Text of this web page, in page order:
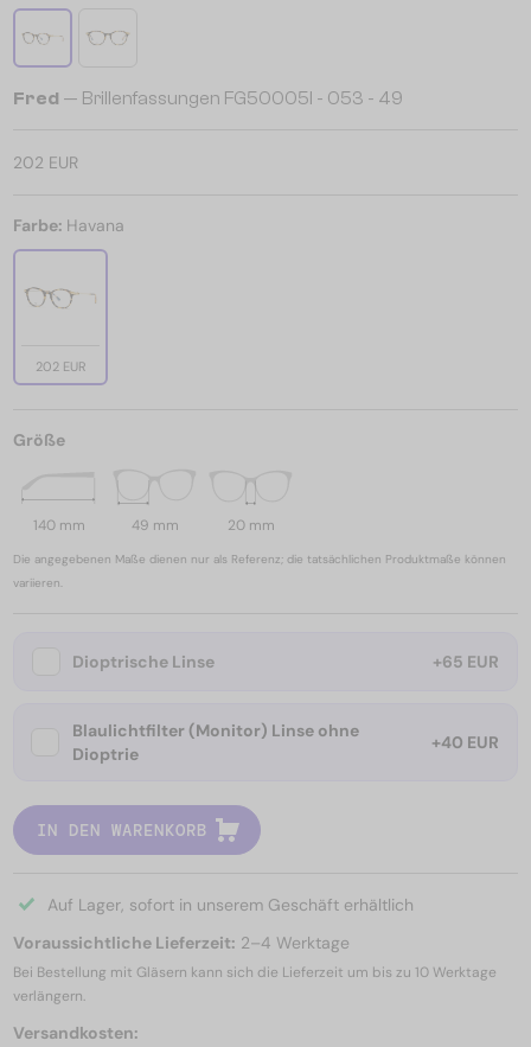
Fred — Brillenfassungen FG50005I - 053 - 49
202 EUR
Farbe: Havana
202 EUR
Größe
140 mm 49 mm 20 mm
Die angegebenen Maße dienen nur als Referenz; die tatsächlichen Produktmaße können
variieren.
Dioptrische Linse +65 EUR
Blaulichtfilter (Monitor) Linse ohne
Dioptrie
+40 EUR
IN DEN WARENKORB
Auf Lager, sofort in unserem Geschäft erhältlich
Voraussichtliche Lieferzeit: 2–4 Werktage
Bei Bestellung mit Gläsern kann sich die Lieferzeit um bis zu 10 Werktage
verlängern.
Versandkosten: